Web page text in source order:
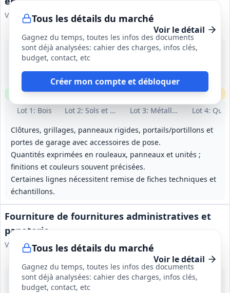
Tous les détails du marché
Gagnez du temps, toutes les infos des documents
sont déjà analysées: cahier des charges, infos clés,
budget, contact, etc
Créer mon compte et débloquer
Ville de Metz
Voir le détail
Lot 1 : Bois Lot 2: Sols et parquets
Lot 3: Métallerie Lot 4:
Clôtures, grillages, panneaux rigides, portails/portillons et
portes de garage avec accessoires de pose.
Quantités exprimées en rouleaux, panneaux et unités ;
finitions et couleurs souvent précisées.
Certaines lignes nécessitent remise de fiches techniques et
échantillons.
4 sept. 2026
Metz (57)
48 mois, reconductible 3 fois
Clause environnementale Clause sociale Échantillonsrequis
Tous les détails du marché
Gagnez du temps, toutes les infos des documents
sont déjà analysées: cahier des charges, infos clés,
budget, contact, etc
Fourniture de fournitures administratives et
papeterie
Ville de Saintes
Voir le détail
14 sept. 2026
Saintes (17)